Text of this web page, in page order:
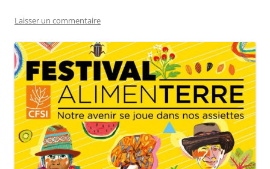
Laisser un commentaire